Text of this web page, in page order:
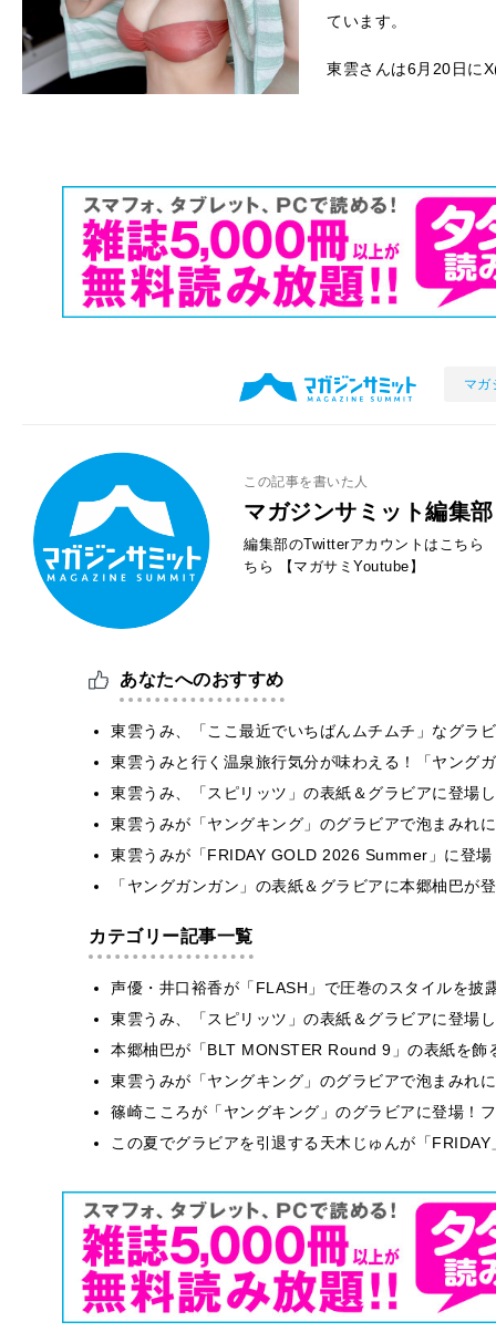
ています。
東雲さんは6月20日
マガ
この記事を書いた人
マガジンサミット編集部
編集部のTwitterアカウントはこちら
ちら
【マガサミYoutube】
あなたへのおすすめ
東雲うみ、「ここ最近でいちばんムチムチ」なグラ
東雲うみと行く温泉旅行気分が味わえる！「ヤング
東雲うみ、「スピリッツ」の表紙＆グラビアに登場
東雲うみが「ヤングキング」のグラビアで泡まみれ
東雲うみが「FRIDAY GOLD 2026 Summer」に登
「ヤングガンガン」の表紙＆グラビアに本郷柚巴が
カテゴリー記事一覧
声優・井口裕香が「FLASH」で圧巻のスタイルを
東雲うみ、「スピリッツ」の表紙＆グラビアに登場
本郷柚巴が「BLT MONSTER Round 9」の表紙を
東雲うみが「ヤングキング」のグラビアで泡まみれ
篠崎こころが「ヤングキング」のグラビアに登場！
この夏でグラビアを引退する天木じゅんが「